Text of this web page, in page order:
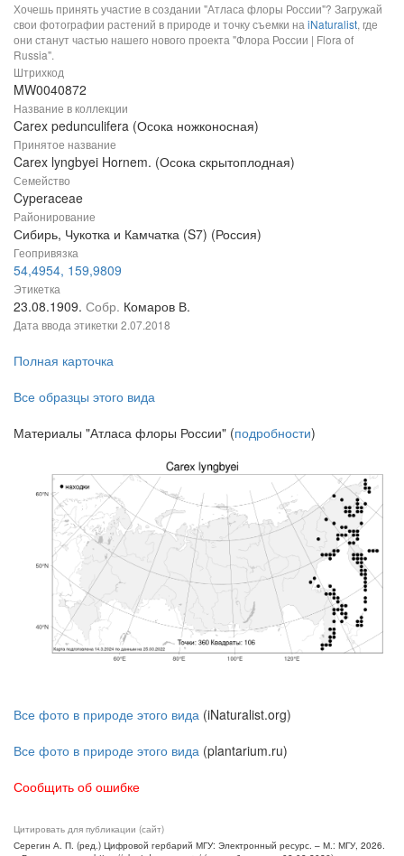
Хочешь принять участие в создании "Атласа флоры России"? Загружай
свои фотографии растений в природе и точку съемки на iNaturalist, где
они станут частью нашего нового проекта "Флора России | Flora of
Russia".
Штрихкод
MW0040872
Название в коллекции
Carex pedunculifera (Осока ножконосная)
Принятое название
Carex lyngbyei Hornem. (Осока скрытоплодная)
Семейство
Cyperaceae
Районирование
Сибирь, Чукотка и Камчатка (S7) (Россия)
Геопривязка
54,4954, 159,9809
Этикетка
23.08.1909. Собр. Комаров В.
Дата ввода этикетки 2.07.2018
Полная карточка
Все образцы этого вида
Материалы "Атласа флоры России" (подробности)
Все фото в природе этого вида (iNaturalist.org)
Все фото в природе этого вида (plantarium.ru)
Сообщить об ошибке
Цитировать для публикации (сайт)
Серегин А. П. (ред.) Цифровой гербарий МГУ: Электронный ресурс. – М.: МГУ, 2026.